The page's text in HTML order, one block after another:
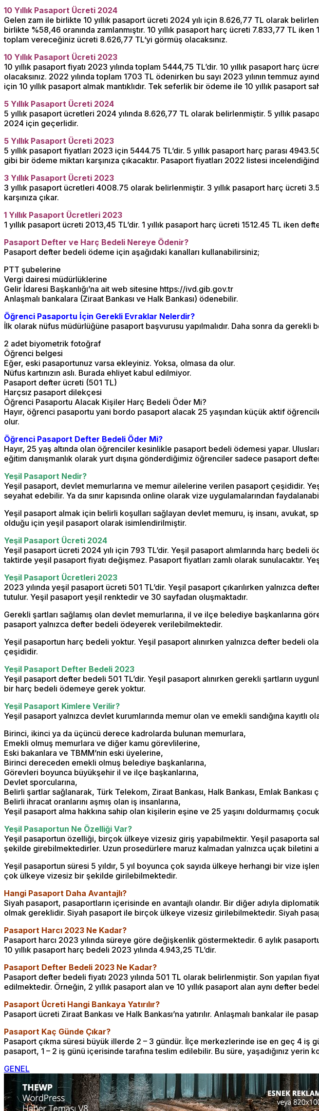
10 Yıllık Pasaport Ücreti 2024
Gelen zam ile birlikte 10 yıllık pasaport ücreti 2024 yılı için 8.626,77 TL olarak
birlikte %58,46 oranında zamlanmıştır. 10 yıllık pasaport harç ücreti 7.833,77 TL
toplam vereceğiniz ücreti 8.626,77 TL‘yi görmüş olacaksınız.
10 Yıllık Pasaport Ücreti 2023
10 yıllık pasaport fiyatı 2023 yılında toplam 5444,75 TL’dir. 10 yıllık pasaport harç
olacaksınız. 2022 yılında toplam 1703 TL ödenirken bu sayı 2023 yılının temmuz
için 10 yıllık pasaport almak mantıklıdır. Tek seferlik bir ödeme ile 10 yıllık pasaport
5 Yıllık Pasaport Ücreti 2024
5 yıllık pasaport ücretleri 2024 yılında 8.626,77 TL olarak belirlenmiştir. 5 yıllık
2024 için geçerlidir.
5 Yıllık Pasaport Ücreti 2023
5 yıllık pasaport fiyatları 2023 için 5444.75 TL’dir. 5 yıllık pasaport harç parası
gibi bir ödeme miktarı karşınıza çıkacaktır. Pasaport fiyatları 2022 listesi
3 Yıllık Pasaport Ücreti 2023
3 yıllık pasaport ücretleri 4008.75 olarak belirlenmiştir. 3 yıllık pasaport harç ücreti
karşınıza çıkar.
1 Yıllık Pasaport Ücretleri 2023
1 yıllık pasaport ücreti 2013,45 TL’dir. 1 yıllık pasaport harç ücreti 1512.45 TL iken
Pasaport Defter ve Harç Bedeli Nereye Ödenir?
Pasaport defter bedeli ödeme için aşağıdaki kanalları kullanabilirsiniz;
PTT şubelerine
Vergi dairesi müdürlüklerine
Gelir İdaresi Başkanlığı’na ait web sitesine https://ivd.gib.gov.tr
Anlaşmalı bankalara (Ziraat Bankası ve Halk Bankası) ödenebilir.
Öğrenci Pasaportu İçin Gerekli Evraklar Nelerdir?
İlk olarak nüfus müdürlüğüne pasaport başvurusu yapılmalıdır. Daha sonra da
2 adet biyometrik fotoğraf
Öğrenci belgesi
Eğer, eski pasaportunuz varsa ekleyiniz. Yoksa, olmasa da olur.
Nüfus kartınızın aslı. Burada ehliyet kabul edilmiyor.
Pasaport defter ücreti (501 TL)
Harçsız pasaport dilekçesi
Öğrenci Pasaportu Alacak Kişiler Harç Bedeli Öder Mi?
Hayır, öğrenci pasaportu yani bordo pasaport alacak 25 yaşından küçük aktif
olur.
Öğrenci Pasaport Defter Bedeli Öder Mi?
Hayır, 25 yaş altında olan öğrenciler kesinlikle pasaport bedeli ödemesi yapar.
eğitim danışmanlık olarak yurt dışına gönderdiğimiz öğrenciler sadece pasaport
Yeşil Pasaport Nedir?
Yeşil pasaport, devlet memurlarına ve memur ailelerine verilen pasaport çeşididir.
seyahat edebilir. Ya da sınır kapısında online olarak vize uygulamalarından
Yeşil pasaport almak için belirli koşulları sağlayan devlet memuru, iş insanı, avukat,
olduğu için yeşil pasaport olarak isimlendirilmiştir.
Yeşil Pasaport Ücreti 2024
Yeşil pasaport ücreti 2024 yılı için 793 TL’dir. Yeşil pasaport alımlarında harç
taktirde yeşil pasaport fiyatı değişmez. Pasaport fiyatları zamlı olarak sunulacaktır.
Yeşil Pasaport Ücretleri 2023
2023 yılında yeşil pasaport ücreti 501 TL’dir. Yeşil pasaport çıkarılırken yalnızca
tutulur. Yeşil pasaport yeşil renktedir ve 30 sayfadan oluşmaktadır.
Gerekli şartları sağlamış olan devlet memurlarına, il ve ilçe belediye başkanlarına
pasaport yalnızca defter bedeli ödeyerek verilebilmektedir.
Yeşil pasaportun harç bedeli yoktur. Yeşil pasaport alınırken yalnızca defter bedeli
çeşididir.
Yeşil Pasaport Defter Bedeli 2023
Yeşil pasaport defter bedeli 501 TL’dir. Yeşil pasaport alınırken gerekli şartların
bir harç bedeli ödemeye gerek yoktur.
Yeşil Pasaport Kimlere Verilir?
Yeşil pasaport yalnızca devlet kurumlarında memur olan ve emekli sandığına
Birinci, ikinci ya da üçüncü derece kadrolarda bulunan memurlara,
Emekli olmuş memurlara ve diğer kamu görevlilerine,
Eski bakanlara ve TBMM’nin eski üyelerine,
Birinci dereceden emekli olmuş belediye başkanlarına,
Görevleri boyunca büyükşehir il ve ilçe başkanlarına,
Devlet sporcularına,
Belirli şartlar sağlanarak, Türk Telekom, Ziraat Bankası, Halk Bankası, Emlak Bankası
Belirli ihracat oranlarını aşmış olan iş insanlarına,
Yeşil pasaport alma hakkına sahip olan kişilerin eşine ve 25 yaşını doldurmamış
Yeşil Pasaportun Ne Özelliği Var?
Yeşil pasaportun özelliği, birçok ülkeye vizesiz giriş yapabilmektir. Yeşil pasaporta
şekilde girebilmektedirler. Uzun prosedürlere maruz kalmadan yalnızca uçak biletini
Yeşil pasaportun süresi 5 yıldır, 5 yıl boyunca çok sayıda ülkeye herhangi bir vize
çok ülkeye vizesiz bir şekilde girilebilmektedir.
Hangi Pasaport Daha Avantajlı?
Siyah pasaport, pasaportların içerisinde en avantajlı olandır. Bir diğer adıyla
olmak gereklidir. Siyah pasaport ile birçok ülkeye vizesiz girilebilmektedir. Siyah
Pasaport Harcı 2023 Ne Kadar?
Pasaport harcı 2023 yılında süreye göre değişkenlik göstermektedir. 6 aylık
10 yıllık pasaport harç bedeli 2023 yılında 4.943,25 TL’dir.
Pasaport Defter Bedeli 2023 Ne Kadar?
Pasaport defter bedeli fiyatı 2023 yılında 501 TL olarak belirlenmiştir. Son yapılan
edilmektedir. Örneğin, 2 yıllık pasaport alan ve 10 yıllık pasaport alan aynı defter
Pasaport Ücreti Hangi Bankaya Yatırılır?
Pasaport ücreti Ziraat Bankası ve Halk Bankası’na yatırılır. Anlaşmalı bankalar ile
Pasaport Kaç Günde Çıkar?
Pasaport çıkma süresi büyük illerde 2 – 3 gündür. İlçe merkezlerinde ise en geç 4 iş
pasaport, 1 – 2 iş günü içerisinde tarafına teslim edilebilir. Bu süre, yaşadığınız yerin
GENEL